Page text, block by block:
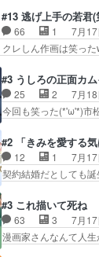
になんか既視感を覚
憎むべき人であり、
くっとした。そうい
クロたんのちょっと
設定の作品だね。夢
になってたので見
トでそのチョイス
お互いの誤解が解け
始めるくらい最高だ
に生きたいのにそれ
#13 逃げ上手の若君(
66 1
7月17
クレしん作画は笑
の講談から始まり途
らずコミカルな
ていただきました
だけれどもぉ2期目
党、Bパートでは庇
思ふものそれは時行
と思いきや、そこか
#3 うしろの正面カ
25 2
7月18
今回も笑った(*'ω'*)
の仕事を思わせる
田さんのアドリブっ
画も綺麗このシー
なるの怪奇組との
のテンポの良さが光
しかも仲間になる…
今回あんまりエ…
#2 「きみを愛する
12 1
7月17
契約結婚だとして
いろあったんだな。
婚による妬みから色
アニメAは…】前向
気付かない素直な
#3 これ描いて死ね
63 3
7月17
漫画家さんなんて